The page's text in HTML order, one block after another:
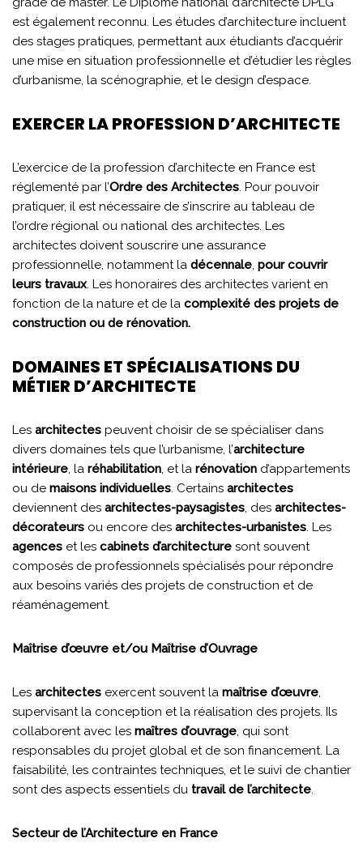
est également reconnu. Les études d’architecture incluent
des stages pratiques, permettant aux étudiants d’acquérir
une mise en situation professionnelle et d’étudier les règles
d’urbanisme, la scénographie, et le design d’espace.
EXERCER LA PROFESSION D’ARCHITECTE
L’exercice de la profession d’architecte en France est
réglementé par l’Ordre des Architectes . Pour pouvoir
pratiquer, il est nécessaire de s’inscrire au tableau de
l’ordre régional ou national des architectes. Les
architectes doivent souscrire une assurance
professionnelle, notamment la décennale pour couvrir
leurs travaux. Les honoraires des architectes varient en
fonction de la nature et de la complexité des projets de
construction ou de rénovation.
DOMAINES ET SPÉCIALISATIONS DU
MÉTIER D’ARCHITECTE
Les architectes peuvent choisir de se spécialiser dans
divers domaines tels que l’urbanisme, l’architecture
intérieure , la réhabilitation , et la rénovation d’appartements
ou de maisons individuelles . Certains architectes
deviennent des architectes-paysagistes , des architectes-
décorateurs ou encore des architectes-urbanistes . Les
agences et les cabinets d’architecture sont souvent
composés de professionnels spécialisés pour répondre
aux besoins variés des projets de construction et de
réaménagement.
Maîtrise d’œuvre et/ou Maîtrise d’Ouvrage
Les architectes exercent souvent la maîtrise d’œuvre
supervisant la conception et la réalisation des projets. Ils
collaborent avec les maîtres d’ouvrage , qui sont
responsables du projet global et de son financement. La
faisabilité, les contraintes techniques, et le suivi de chantier
sont des aspects essentiels du travail de l’architecte
Secteur de l’Architecture en France